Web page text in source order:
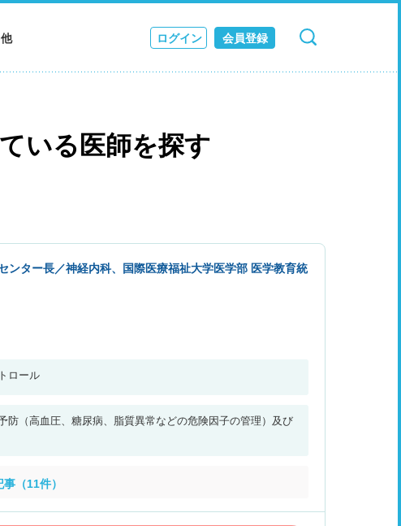
ログイン 会員登録
検索 キャンセル
いる医師を探す
ンター長／神経内科、国際医療福祉大学医学部 医学教育統
ロール
防（高血圧、糖尿病、脂質異常などの危険因子の管理）及び
（11件）